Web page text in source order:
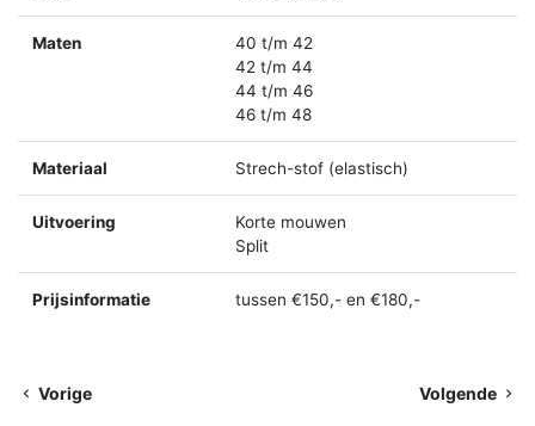
Maten
40 t/m 42
42 t/m 44
44 t/m 46
46 t/m 48
Materiaal Strech-stof (elastisch)
Uitvoering
Korte mouwen
Split
Prijsinformatie tussen €150,- en €180,-
Vorige Volgende